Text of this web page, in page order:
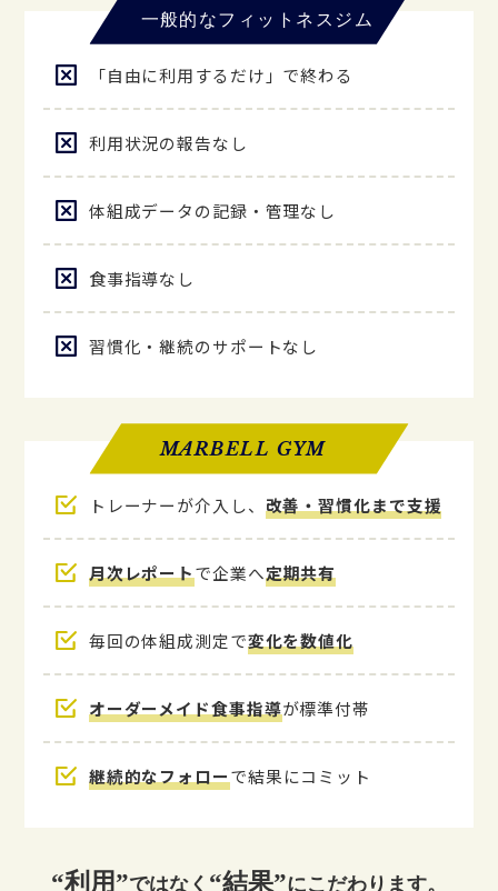
一般的なフィットネスジム
「自由に利用するだけ」で終わる
利用状況の報告なし
体組成データの記録・管理なし
食事指導なし
習慣化・継続のサポートなし
MARBELL GYM
トレーナーが介入し、 改善・習慣化まで支援
月次レポートで企業へ定期共有
毎回の体組成測定で変化を数値化
オーダーメイド食事指導が標準付帯
継続的なフォローで結果にコミット
“利用”ではなく “結果”にこだわります。